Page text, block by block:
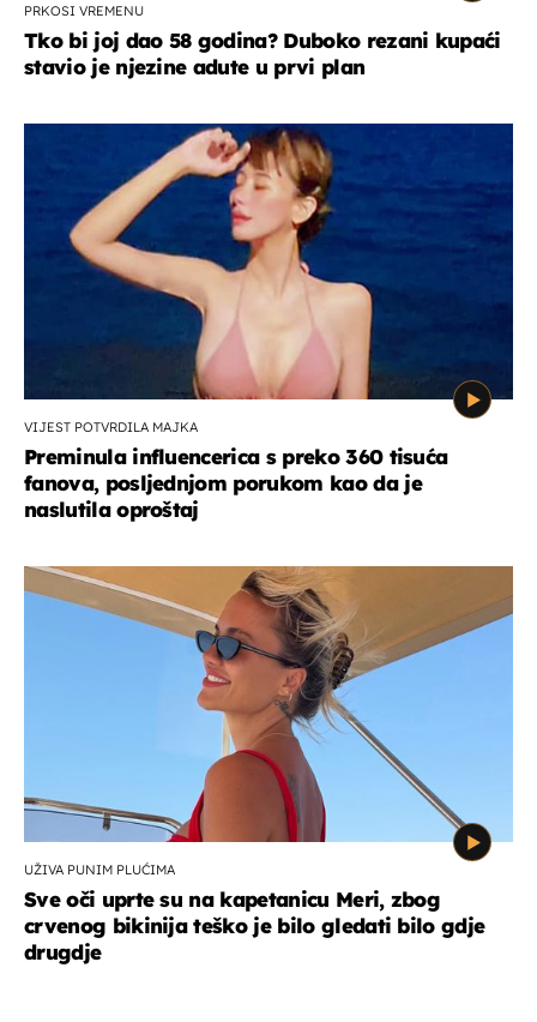
PRKOSI VREMENU
Tko bi joj dao 58 godina? Duboko rezani kupaći
stavio je njezine adute u prvi plan
VIJEST POTVRDILA MAJKA
Preminula influencerica s preko 360 tisuća
fanova, posljednjom porukom kao da je
naslutila oproštaj
UŽIVA PUNIM PLUĆIMA
Sve oči uprte su na kapetanicu Meri, zbog
crvenog bikinija teško je bilo gledati bilo gdje
drugdje